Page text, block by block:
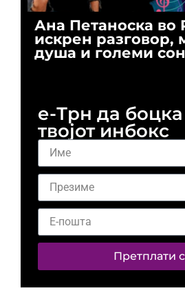
Ана Петаноска во
искрен разговор,
душа и големи
е-Трн да
твојот инбокс
Претплати